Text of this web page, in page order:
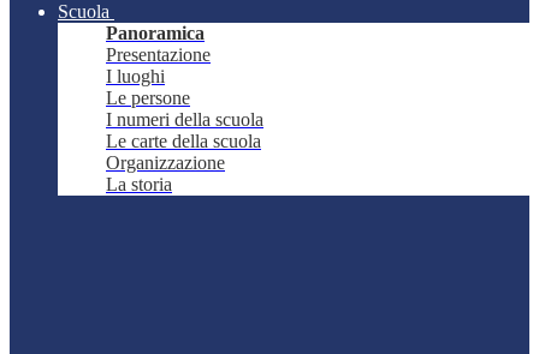
Scuola
Panoramica
Presentazione
I luoghi
Le persone
I numeri della scuola
Le carte della scuola
Organizzazione
La storia